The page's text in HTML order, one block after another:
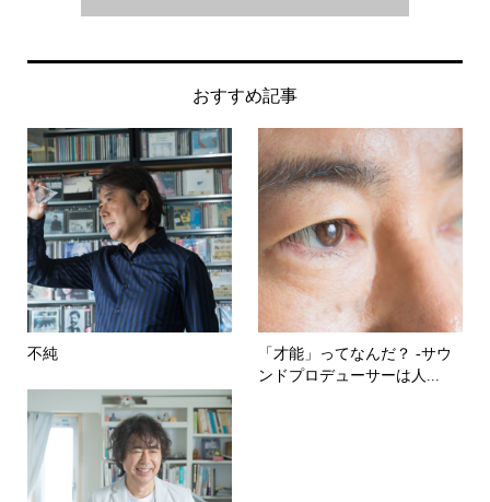
おすすめ記事
不純
「才能」ってなんだ？ -サウ
ンドプロデューサーは人...